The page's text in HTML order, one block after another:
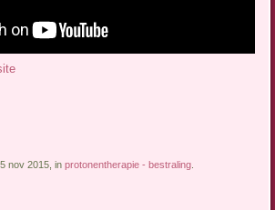
nov 2015, inprotonentherapie - bestraling